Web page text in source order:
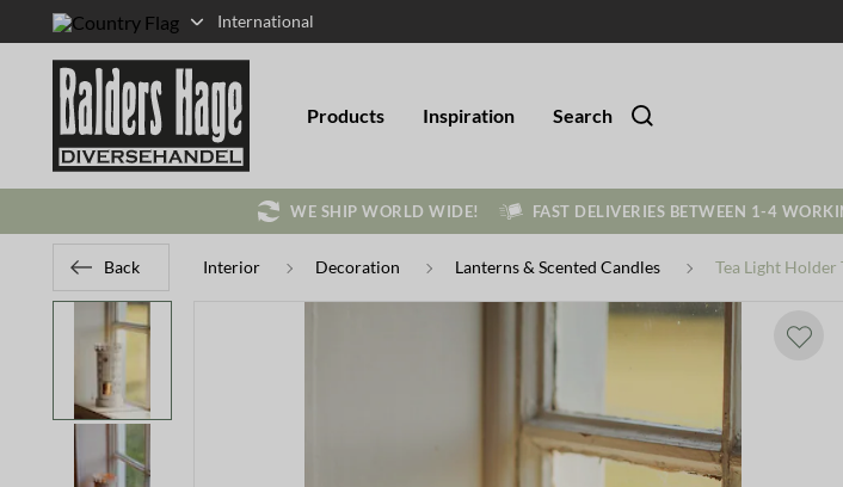
International
Products Inspiration Search
WE SHIP WORLD WIDE! FAST DELIVERIES BETWEEN 1-4
Back Interior Decoration Lanterns & Scented Candles Tea Light Holder